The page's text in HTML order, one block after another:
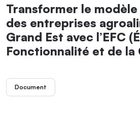
Transformer le
des entreprises
Grand Est avec l’EFC
Fonctionnalité et de
Document